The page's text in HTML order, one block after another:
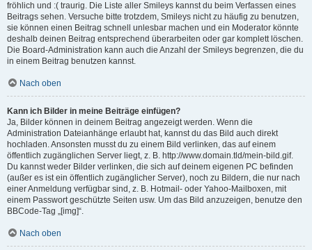
fröhlich und :( traurig. Die Liste aller Smileys kannst du beim Verfassen eines
Beitrags sehen. Versuche bitte trotzdem, Smileys nicht zu häufig zu benutzen,
sie können einen Beitrag schnell unlesbar machen und ein Moderator könnte
deshalb deinen Beitrag entsprechend überarbeiten oder gar komplett löschen.
Die Board-Administration kann auch die Anzahl der Smileys begrenzen, die du
in einem Beitrag benutzen kannst.
Nach oben
Kann ich Bilder in meine Beiträge einfügen?
Ja, Bilder können in deinem Beitrag angezeigt werden. Wenn die
Administration Dateianhänge erlaubt hat, kannst du das Bild auch direkt
hochladen. Ansonsten musst du zu einem Bild verlinken, das auf einem
öffentlich zugänglichen Server liegt, z. B. http://www.domain.tld/mein-bild.gif.
Du kannst weder Bilder verlinken, die sich auf deinem eigenen PC befinden
(außer es ist ein öffentlich zugänglicher Server), noch zu Bildern, die nur nach
einer Anmeldung verfügbar sind, z. B. Hotmail- oder Yahoo-Mailboxen, mit
einem Passwort geschützte Seiten usw. Um das Bild anzuzeigen, benutze den
BBCode-Tag „[img]“.
Nach oben